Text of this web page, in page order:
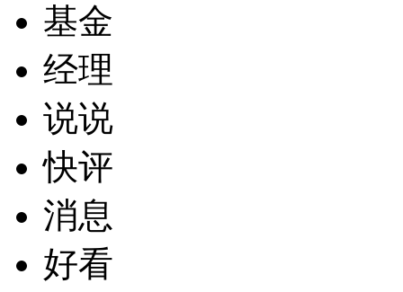
基金
经理
说说
快评
消息
好看